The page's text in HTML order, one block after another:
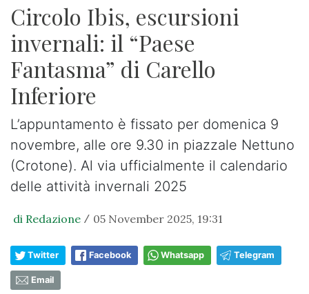
Circolo Ibis, escursioni
invernali: il “Paese
Fantasma” di Carello
Inferiore
L’appuntamento è fissato per domenica 9
novembre, alle ore 9.30 in piazzale Nettuno
(Crotone). Al via ufficialmente il calendario
delle attività invernali 2025
di Redazione / 05 November 2025, 19:31
Twitter Facebook Whatsapp Telegram
Email